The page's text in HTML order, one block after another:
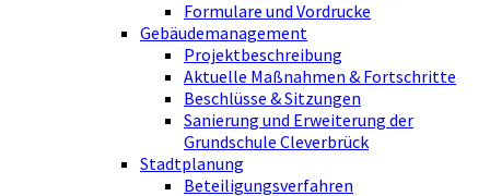
Formulare und Vordrucke
Gebäudemanagement
Projektbeschreibung
Aktuelle Maßnahmen & Fortschritte
Beschlüsse & Sitzungen
Sanierung und Erweiterung der
Grundschule Cleverbrück
Stadtplanung
Beteiligungsverfahren